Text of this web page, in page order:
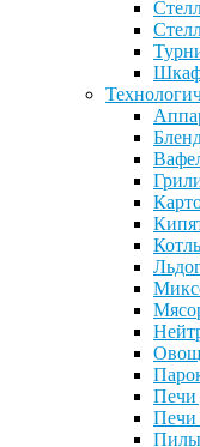
Печи
Печи
Пилы